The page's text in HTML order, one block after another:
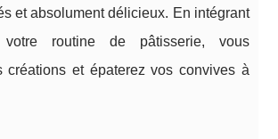
et absolument délicieux. En intégrant
routine de pâtisserie, vous
créations et épaterez vos convives à